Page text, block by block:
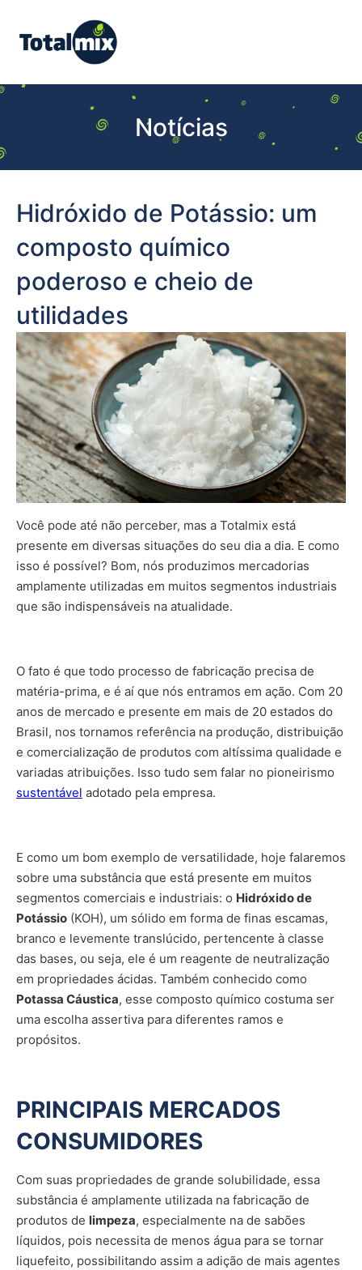
Notícias
Hidróxido de Potássio: um
composto químico
poderoso e cheio de
utilidades
Você pode até não perceber, mas a Totalmix está
presente em diversas situações do seu dia a dia. E como
isso é possível? Bom, nós produzimos mercadorias
amplamente utilizadas em muitos segmentos industriais
que são indispensáveis na atualidade.
O fato é que todo processo de fabricação precisa de
matéria-prima, e é aí que nós entramos em ação. Com 20
anos de mercado e presente em mais de 20 estados do
Brasil, nos tornamos referência na produção, distribuição
e comercialização de produtos com altíssima qualidade e
variadas atribuições. Isso tudo sem falar no pioneirismo
sustentável adotado pela empresa.
E como um bom exemplo de versatilidade, hoje falaremos
sobre uma substância que está presente em muitos
segmentos comerciais e industriais: o Hidróxido de
Potássio (KOH), um sólido em forma de finas escamas,
branco e levemente translúcido, pertencente à classe
das bases, ou seja, ele é um reagente de neutralização
em propriedades ácidas. Também conhecido como
Potassa Cáustica, esse composto químico costuma ser
uma escolha assertiva para diferentes ramos e
propósitos.
PRINCIPAIS MERCADOS
CONSUMIDORES
Com suas propriedades de grande solubilidade, essa
substância é amplamente utilizada na fabricação de
produtos de limpeza, especialmente na de sabões
líquidos, pois necessita de menos água para se tornar
liquefeito, possibilitando assim a adição de mais agentes